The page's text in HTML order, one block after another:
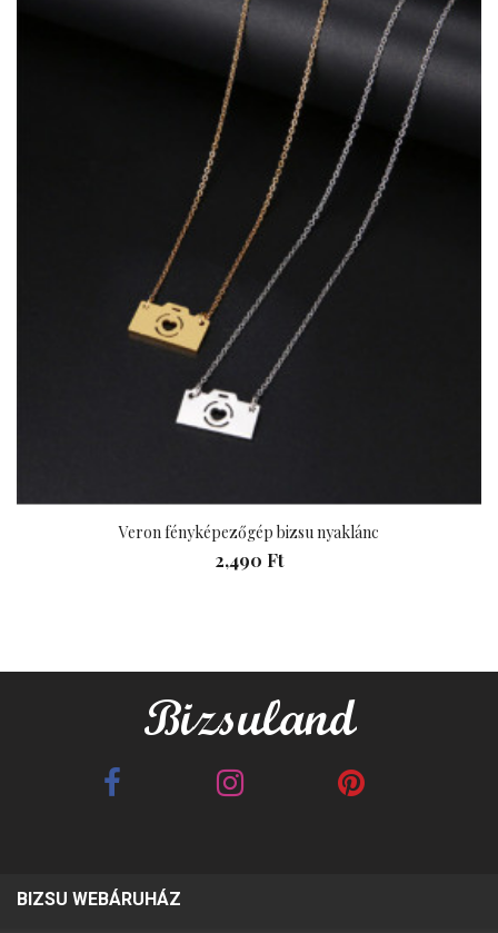
Veron fényképezőgép bizsu nyaklánc
2,490 Ft
Best Friends barna 2in1
BIZSU WEBÁRUHÁZ